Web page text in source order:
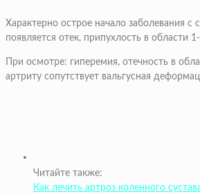
Характерно острое начало заболевания
появляется отек, припухлость в области
При осмотре: гиперемия, отечность в
артриту сопутствует вальгусная
Читайте также:
Как лечить артроз коленного